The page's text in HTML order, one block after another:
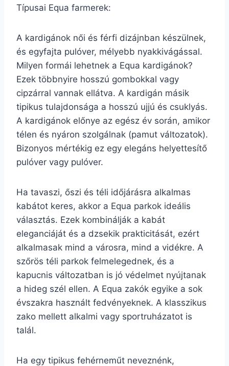
Típusai Equa farmerek:
A kardigánok női és férfi dizájnban készülnek,
és egyfajta pulóver, mélyebb nyakkivágással.
Milyen formái lehetnek a Equa kardigánok?
Ezek többnyire hosszú gombokkal vagy
cipzárral vannak ellátva. A kardigán másik
tipikus tulajdonsága a hosszú ujjú és csuklyás.
A kardigánok előnye az egész év során, amikor
télen és nyáron szolgálnak (pamut változatok).
Bizonyos mértékig ez egy elegáns helyettesítő
pulóver vagy pulóver.
Ha tavaszi, őszi és téli időjárásra alkalmas
kabátot keres, akkor a Equa parkok ideális
választás. Ezek kombinálják a kabát
eleganciáját és a dzsekik prakticitását, ezért
alkalmasak mind a városra, mind a vidékre. A
szőrös téli parkok felmelegednek, és a
kapucnis változatban is jó védelmet nyújtanak
a hideg szél ellen. A Equa zakók egyike a sok
évszakra használt fedvényeknek. A klasszikus
zako mellett alkalmi vagy sportruházatot is
talál.
Ha egy tipikus fehérneműt neveznénk,